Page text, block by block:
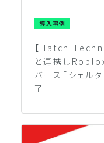
導入事例
【Hatch
と連携し
バース「シェル
了